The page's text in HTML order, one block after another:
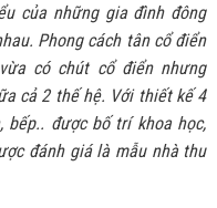
của những gia đình đông
Phong cách tân cổ điển
có chút cổ điển nhưng
cả 2 thế hệ. Với thiết kế 4
bếp.. được bố trí khoa học,
đánh giá là mẫu nhà thu